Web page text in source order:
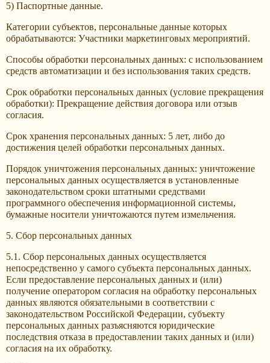
5) Паспортные данные.
Категории субъектов, персональные данные которых
обрабатываются: Участники маркетинговых мероприятий.
Способы обработки персональных данных: с использованием
средств автоматизации и без использования таких средств.
Срок обработки персональных данных (условие прекращения
обработки): Прекращение действия договора или отзыв
согласия.
Срок хранения персональных данных: 5 лет, либо до
достижения целей обработки персональных данных.
Порядок уничтожения персональных данных: уничтожение
персональных данных осуществляется в установленные
законодательством сроки штатными средствами
программного обеспечения информационной системы,
бумажные носители уничтожаются путем измельчения.
5. Сбор персональных данных
5.1. Сбор персональных данных осуществляется
непосредственно у самого субъекта персональных данных.
Если предоставление персональных данных и (или)
получение оператором согласия на обработку персональных
данных являются обязательными в соответствии с
законодательством Российской Федерации, субъекту
персональных данных разъясняются юридические
последствия отказа в предоставлении таких данных и (или)
согласия на их обработку.